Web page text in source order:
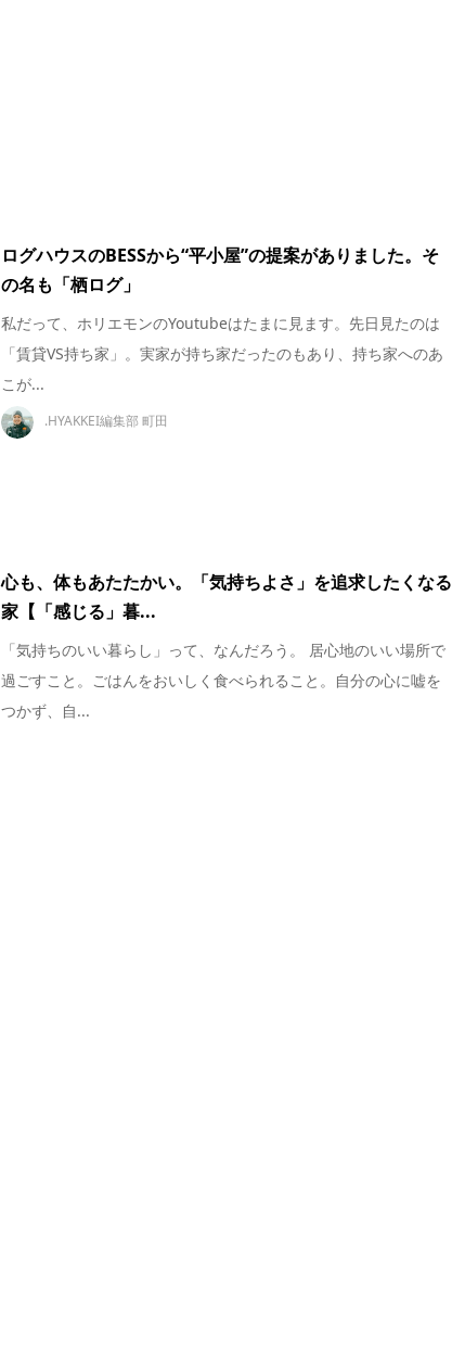
ログハウスのBESSから“平小屋”の提案がありました。そ
の名も「栖ログ」
私だって、ホリエモンのYoutubeはたまに見ます。先日見たのは
「賃貸VS持ち家」。実家が持ち家だったのもあり、持ち家へのあ
こが...
.HYAKKEI編集部 町田
心も、体もあたたかい。「気持ちよさ」を追求したくなる
家【「感じる」暮...
「気持ちのいい暮らし」って、なんだろう。 居心地のいい場所で
過ごすこと。ごはんをおいしく食べられること。自分の心に嘘を
つかず、自...